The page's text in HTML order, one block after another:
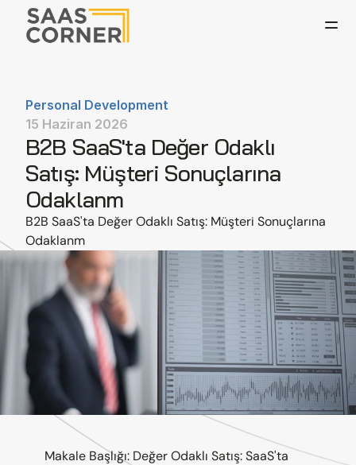
Personal Development
15 Haziran 2026
B2B SaaS'ta Değer Odaklı
Satış: Müşteri Sonuçlarına
Odaklanm
B2B SaaS'ta Değer Odaklı Satış: Müşteri Sonuçlarına
Odaklanm
Makale Başlığı: Değer Odaklı Satış: SaaS'ta